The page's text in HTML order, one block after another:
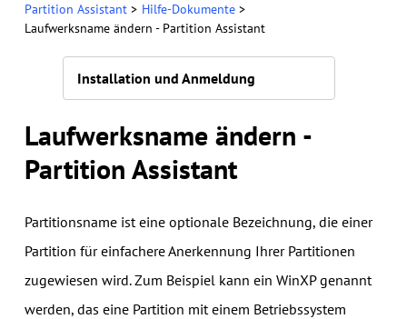
Partition Assistant> Hilfe-Dokumente>
Laufwerksname ändern - Partition Assistant
Installation und Anmeldung
Laufwerksname ändern -
Partition Assistant
Partitionsname ist eine optionale Bezeichnung, die einer
Partition für einfachere Anerkennung Ihrer Partitionen
zugewiesen wird. Zum Beispiel kann ein WinXP genannt
werden, das eine Partition mit einem Betriebssystem